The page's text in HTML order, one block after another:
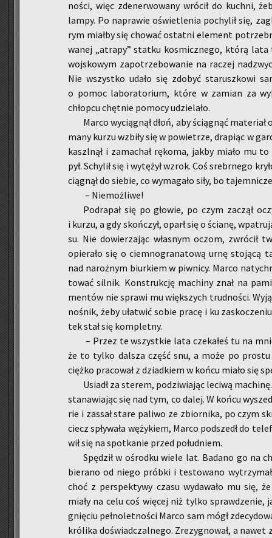
no­ści, więc zde­ner­wo­wa­ny wró­cił do kuch­ni,
lampy. Po na­pra­wie oświe­tle­nia po­chy­lił się,
rym miał­by się cho­wać ostat­ni ele­ment
wa­nej „atra­py” stat­ku ko­smicz­ne­go, którą lata
woj­sko­wym za­po­trze­bo­wa­nie na ra­czej
Nie wszyst­ko udało się zdo­być sta­rusz­ko­wi
o pomoc la­bo­ra­to­rium, które w za­mian za
chłop­cu chęt­nie po­mo­cy udzie­la­ło.
Marco wy­cią­gnął dłoń, aby ścią­gnąć
ma­ny kurzu wzbi­ły się w po­wie­trze, dra­piąc w
kaszl­nął i za­ma­chał rę­ko­ma, jakby miało mu
pył. Schy­lił się i wy­tę­żył wzrok. Coś srebr­ne­go
cią­gnął do sie­bie, co wy­ma­ga­ło siły, bo
– Nie­moż­li­we!
Po­dra­pał się po gło­wie, po czym za­czął
i kurzu, a gdy skoń­czył, oparł się o ścia­nę,
su. Nie do­wie­rza­jąc wła­snym oczom, zwró­cił
opie­ra­ło się o ciem­no­gra­na­to­wą urnę sto­ją­cą
nad na­roż­nym biur­kiem w piw­ni­cy. Marco
to­wać sil­nik. Kon­struk­cję ma­chi­ny znał na
men­tów nie spra­wi mu więk­szych trud­no­ści.
no­śnik, żeby uła­twić sobie pracę i ku
tek stał się kom­plet­ny.
– Przez te wszyst­kie lata cze­ka­łeś tu na
że to tylko dal­sza część snu, a może po
cięż­ko pra­co­wał z dziad­kiem w końcu miało się
Usiadł za ste­rem, po­dzi­wia­jąc le­ci­wą
sta­na­wia­jąc się nad tym, co dalej. W końcu
rie i za­ssał stare pa­li­wo ze zbior­ni­ka, po czym
ciecz spły­wa­ła wę­ży­kiem, Marco pod­szedł do
wił się na spo­tka­nie przed po­łu­dniem.
Spę­dził w ośrod­ku wiele lat. Ba­da­no go na
bie­ra­no od niego prób­ki i te­sto­wa­no
choć z per­spek­ty­wy czasu wy­da­wa­ło mu się,
miały na celu coś wię­cej niż tylko
gnię­ciu peł­no­let­no­ści Marco sam mógł
kró­li­ka do­świad­czal­ne­go. Zre­zy­gno­wał, a